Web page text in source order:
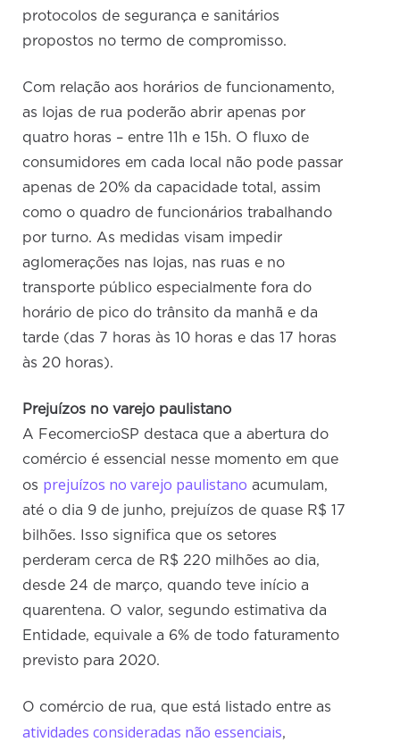
protocolos de segurança e sanitários
propostos no termo de compromisso.
Com relação aos horários de funcionamento,
as lojas de rua poderão abrir apenas por
quatro horas – entre 11h e 15h. O fluxo de
consumidores em cada local não pode passar
apenas de 20% da capacidade total, assim
como o quadro de funcionários trabalhando
por turno. As medidas visam impedir
aglomerações nas lojas, nas ruas e no
transporte público especialmente fora do
horário de pico do trânsito da manhã e da
tarde (das 7 horas às 10 horas e das 17 horas
às 20 horas).
Prejuízos no varejo paulistano
A FecomercioSP destaca que a abertura do
comércio é essencial nesse momento em que
os prejuízos no varejo paulistano acumulam,
até o dia 9 de junho, prejuízos de quase R$ 17
bilhões. Isso significa que os setores
perderam cerca de R$ 220 milhões ao dia,
desde 24 de março, quando teve início a
quarentena. O valor, segundo estimativa da
Entidade, equivale a 6% de todo faturamento
previsto para 2020.
O comércio de rua, que está listado entre as
atividades consideradas não essenciais,